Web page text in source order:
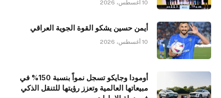
10 أغسطس، 2026
أيمن حسين يشكو القوة الجوية العراقي
10 أغسطس، 2026
أومودا وجايكو تسجل نمواً بنسبة 150% في
مبيعاتها العالمية وتعزز رؤيتها للتنقل الذكي